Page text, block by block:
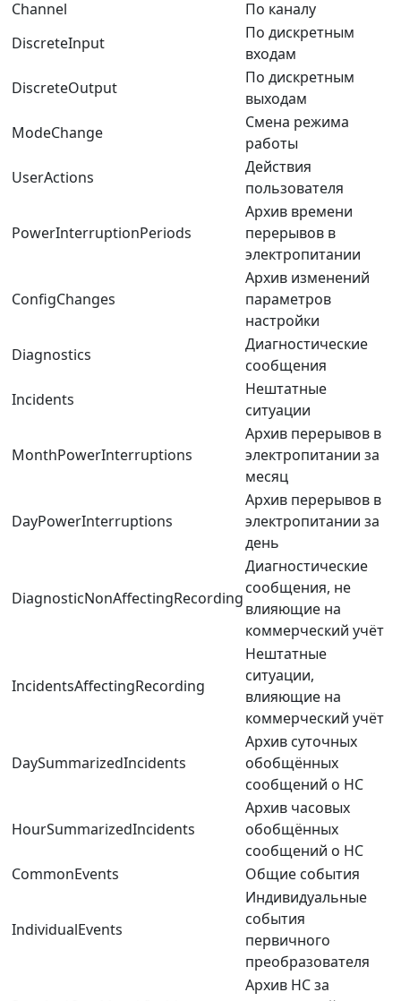
Channel
По каналу
DiscreteInput
По дискретным
входам
DiscreteOutput
По дискретным
выходам
ModeChange
Смена режима
работы
UserActions
Действия
пользователя
PowerInterruptionPeriods
Архив времени
перерывов в
электропитании
ConfigChanges
Архив изменений
параметров
настройки
Diagnostics
Диагностические
сообщения
Incidents
Нештатные
ситуации
MonthPowerInterruptions
Архив перерывов в
электропитании за
месяц
DayPowerInterruptions
Архив перерывов в
электропитании за
день
DiagnosticNonAffectingRecording
Диагностические
сообщения, не
влияющие на
коммерческий учёт
IncidentsAffectingRecording
Нештатные
ситуации,
влияющие на
коммерческий учёт
DaySummarizedIncidents
Архив суточных
обобщённых
сообщений о НС
HourSummarizedIncidents
Архив часовых
обобщённых
сообщений о НС
CommonEvents
Общие события
IndividualEvents
Индивидуальные
события
первичного
преобразователя
Архив НС за